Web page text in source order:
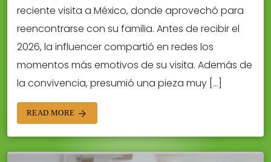
reciente visita a México, donde aprovechó para
reencontrarse con su familia. Antes de recibir el
2026, la influencer compartió en redes los
momentos más emotivos de su visita. Además de
la convivencia, presumió una pieza muy […]
READ MORE arrow_forward